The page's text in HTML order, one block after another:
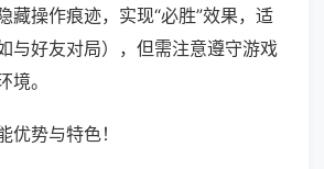
藏操作痕迹，实现“必胜”效果，适
与好友对局），但需注意遵守游戏
境。
优势与特色！